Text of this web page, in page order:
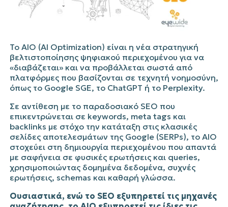
Το AIO (AI Optimization) είναι η νέα στρατηγική
βελτιστοποίησης ψηφιακού περιεχομένου για να
«διαβάζεται» και να προβάλλεται σωστά από
πλατφόρμες που βασίζονται σε τεχνητή νοημοσύνη,
όπως το Google SGE, το ChatGPT ή το Perplexity.
Σε αντίθεση με το παραδοσιακό SEO που
επικεντρώνεται σε keywords, meta tags και
backlinks με στόχο την κατάταξη στις κλασικές
σελίδες αποτελεσμάτων της Google (SERPs), το AIO
στοχεύει στη δημιουργία περιεχομένου που απαντά
με σαφήνεια σε φυσικές ερωτήσεις και queries,
χρησιμοποιώντας δομημένα δεδομένα, συχνές
ερωτήσεις, schemas και καθαρή γλώσσα.
Ουσιαστικά, ενώ το SEO εξυπηρετεί τις μηχανές